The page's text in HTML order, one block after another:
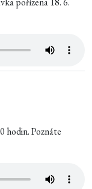
hodin. Poznáte